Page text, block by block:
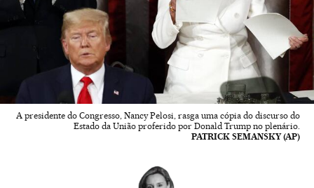
A presidente do Congresso, Nancy Pelosi, rasga uma cópia do discurso do
Estado da União proferido por Donald Trump no plenário.
PATRICK SEMANSKY (AP)